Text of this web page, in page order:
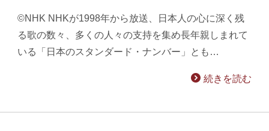
©NHK NHKが1998年から放送、日本人の心に深く残
る歌の数々、多くの人々の支持を集め長年親しまれて
いる「日本のスタンダード・ナンバー」とも…
続きを読む